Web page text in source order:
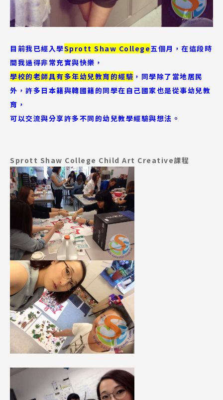
目前我已經入學Sprott Shaw College五個月，在這段時
間我過得非常充實與快樂，
學校的老師具有多年幼兒教育的經驗 ，同學除了當地居民
外，許多日本籍與韓國籍的同學在自己國家也是從事幼兒教
育，
可以交流與分享許多不同的幼兒教學經驗與想法。
Sprott Shaw College Child Art Creative課程